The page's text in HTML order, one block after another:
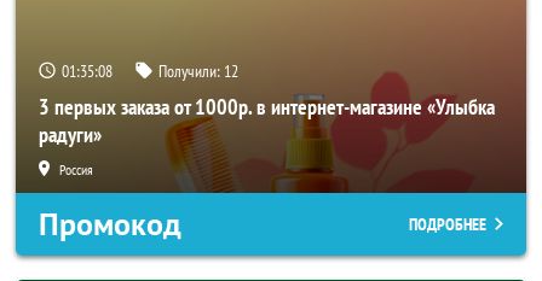
01:35:06 Получили: 12
3 первых заказа от 1000р. в интернет-магазине «Улыбка
радуги»
Россия
Промокод ПОДРОБНЕЕ